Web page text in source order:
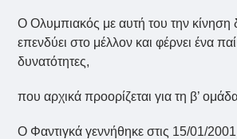
Ο Ολυμπιακός με αυτή του την κίνηση
επενδύει στο μέλλον και φέρνει ένα
δυνατότητες,
που αρχικά προορίζεται για τη β’
Ο Φαντιγκά γεννήθηκε στις 15/01/2001